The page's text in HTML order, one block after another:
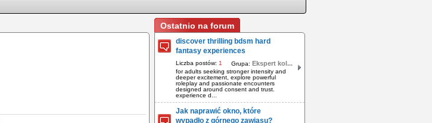
Ostatnio na forum
discover thrilling bdsm hard
fantasy experiences
Liczba postów: 1 Grupa: Ekspert kol...
for adults seeking stronger intensity and
deeper excitement, explore powerful
roleplay and passionate encounters
designed around consent and trust.
experience d...
Jak naprawić okno, które
wypadło z górnego zawiasu?